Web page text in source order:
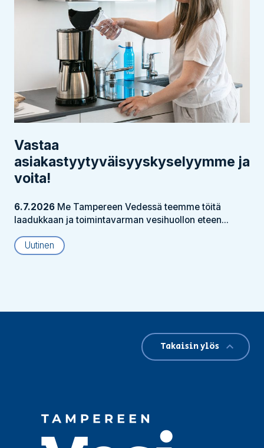
Vastaa
asiakastyytyväisyyskyselyymme ja
voita!
6.7.2026 Me Tampereen Vedessä teemme töitä
laadukkaan ja toimintavarman vesihuollon eteen...
Uutinen
Takaisin ylös